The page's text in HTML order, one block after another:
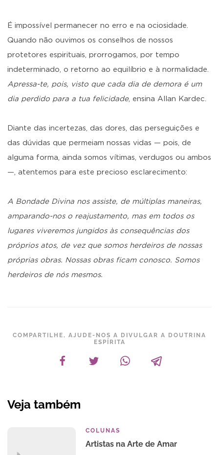
É impossível permanecer no erro e na ociosidade.
Quando não ouvimos os conselhos de nossos
protetores espirituais, prorrogamos, por tempo
indeterminado, o retorno ao equilíbrio e à normalidade.
Apressa-te, pois, visto que cada dia de demora é um
dia perdido para a tua felicidade, ensina Allan Kardec.
Diante das incertezas, das dores, das perseguições e
das dúvidas que permeiam nossas vidas — pois, de
alguma forma, ainda somos vítimas, verdugos ou ambos
—, atentemos para este precioso esclarecimento:
A Bondade Divina nos assiste, de múltiplas maneiras,
amparando-nos o reajustamento, mas em todos os
lugares viveremos jungidos às consequên­cias dos
próprios atos, de vez que somos herdeiros de nossas
próprias obras. Nossas obras ficam conosco. Somos
herdeiros de nós mesmos.
COMPARTILHE, AJUDE-NOS A DIVULGAR A DOUTRINA
ESPÍRITA
Veja também
COLUNAS
Artistas na Arte de Amar